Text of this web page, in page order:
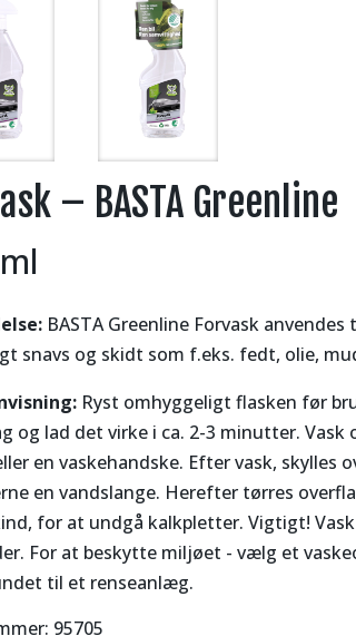
– BASTA Greenline
BASTA Greenline Forvask
snavs og skidt som f.eks. fedt, olie,
Ryst omhyggeligt flasken før
og lad det virke i ca. 2-3 minutter. Vask
en vaskehandske. Efter vask,
en vandslange. Herefter tørres
for at undgå kalkpletter. Vigtigt!
For at beskytte miljøet - vælg et
til et renseanlæg.
95705